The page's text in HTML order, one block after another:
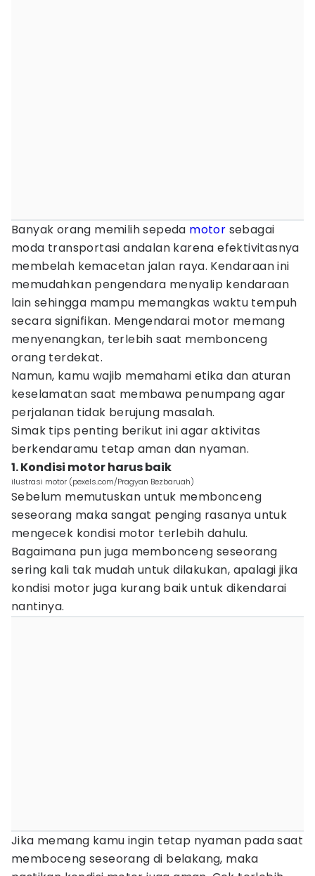
Banyak orang memilih sepeda motor sebagai
moda transportasi andalan karena efektivitasnya
membelah kemacetan jalan raya. Kendaraan ini
memudahkan pengendara menyalip kendaraan
lain sehingga mampu memangkas waktu tempuh
secara signifikan. Mengendarai motor memang
menyenangkan, terlebih saat membonceng
orang terdekat.
Namun, kamu wajib memahami etika dan aturan
keselamatan saat membawa penumpang agar
perjalanan tidak berujung masalah.
Simak tips penting berikut ini agar aktivitas
berkendaramu tetap aman dan nyaman.
1. Kondisi motor harus baik
ilustrasi motor (pexels.com/Pragyan Bezbaruah)
Sebelum memutuskan untuk membonceng
seseorang maka sangat penging rasanya untuk
mengecek kondisi motor terlebih dahulu.
Bagaimana pun juga membonceng seseorang
sering kali tak mudah untuk dilakukan, apalagi jika
kondisi motor juga kurang baik untuk dikendarai
nantinya.
Jika memang kamu ingin tetap nyaman pada saat
memboceng seseorang di belakang, maka